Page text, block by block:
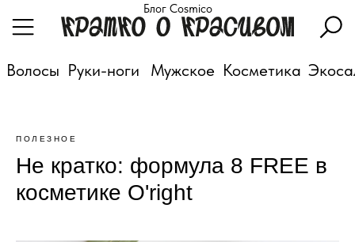
Блог Cosmico
Мужское
Руки-ноги
Волосы Косметика
ПОЛЕЗНОЕ
Не кратко: формула 8 FREE в
косметике O'right